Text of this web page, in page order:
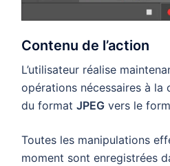
Contenu de l’action
L’utilisateur réalise
opérations nécessaires à la
du format JPEG vers le
Toutes les manipulations
moment sont enregistrées